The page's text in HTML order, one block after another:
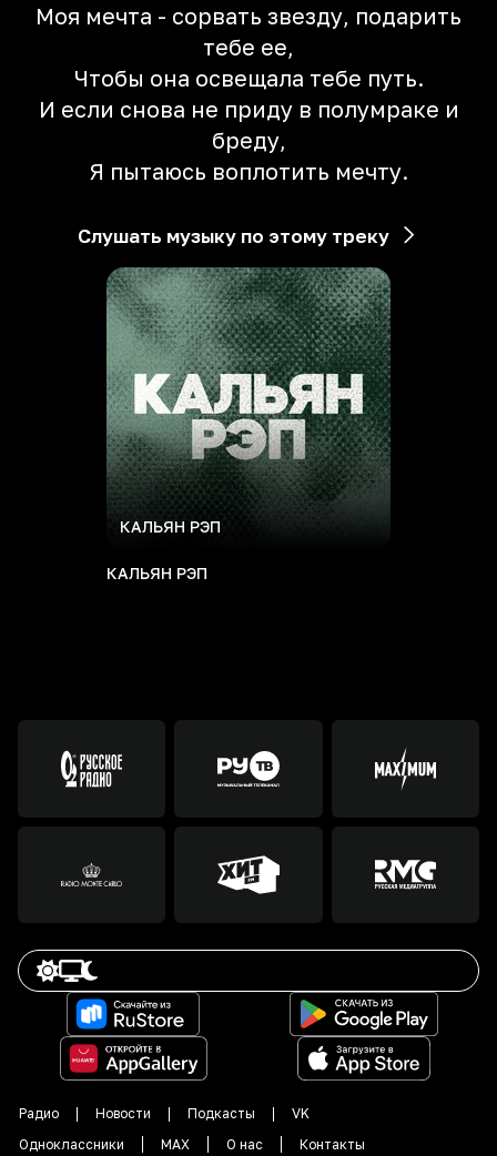
Моя мечта - сорвать звезду, подарить
тебе ее,
Чтобы она освещала тебе путь.
И если снова не приду в полумраке и
бреду,
Я пытаюсь воплотить мечту.
Слушать музыку по этому треку
КАЛЬЯН РЭП
КАЛЬЯН РЭП
Радио Новости Подкасты
VK
Одноклассники
MAX О нас Контакты